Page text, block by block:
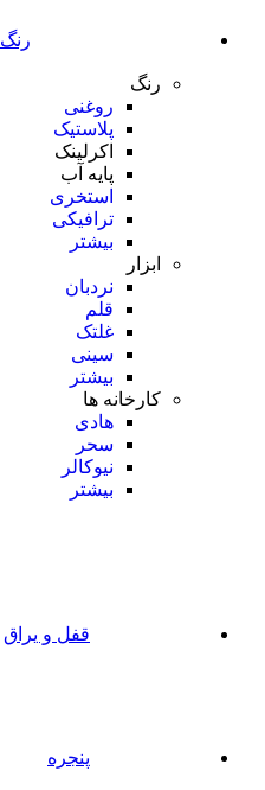
رنگ
رنگ
روغنی
پلاستیک
اکرلینک
پایه آب
استخری
ترافیکی
بیشتر
ابزار
نردبان
قلم
غلتک
سینی
بیشتر
کارخانه ها
هادی
سحر
نیوکالر
بیشتر
قفل و یراق
پنجره